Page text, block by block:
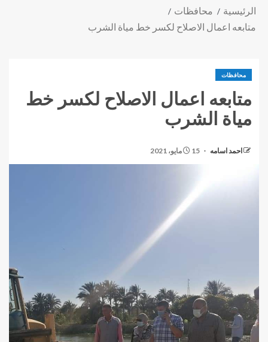
الرئيسية
محافظات
متابعه اعمال الاصلاح لكسر خط مياة الشرب
محافظات
متابعه اعمال الاصلاح لكسر خط
مياة الشرب
احمد اسامه 15 مايو، 2021